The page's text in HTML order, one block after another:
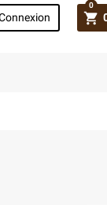

0